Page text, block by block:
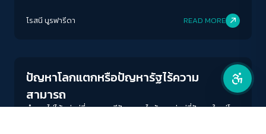
โรสนี นูรฟารีดา READ MORE
ปัญหาโลกแตกหรือปัญหารัฐไร้ความ
สามารถ
คำถามไม่ได้อยู่แค่ที่กรุงเทพมีปัญหาอะไรบ้าง แต่อยู่ที่ปัญหาใหญ่โต
ซ่อนรูปภาพ